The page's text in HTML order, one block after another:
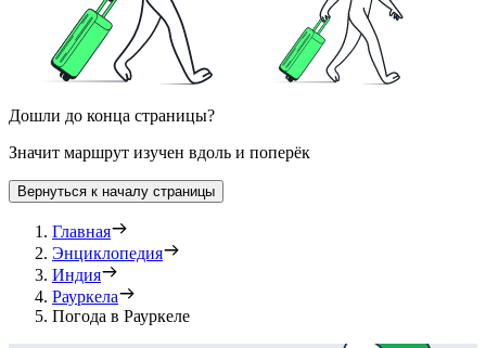
Дошли до конца страницы?
Значит маршрут изучен вдоль и поперёк
Вернуться к началу страницы
Главная
Энциклопедия
Индия
Рауркела
Погода в Рауркеле